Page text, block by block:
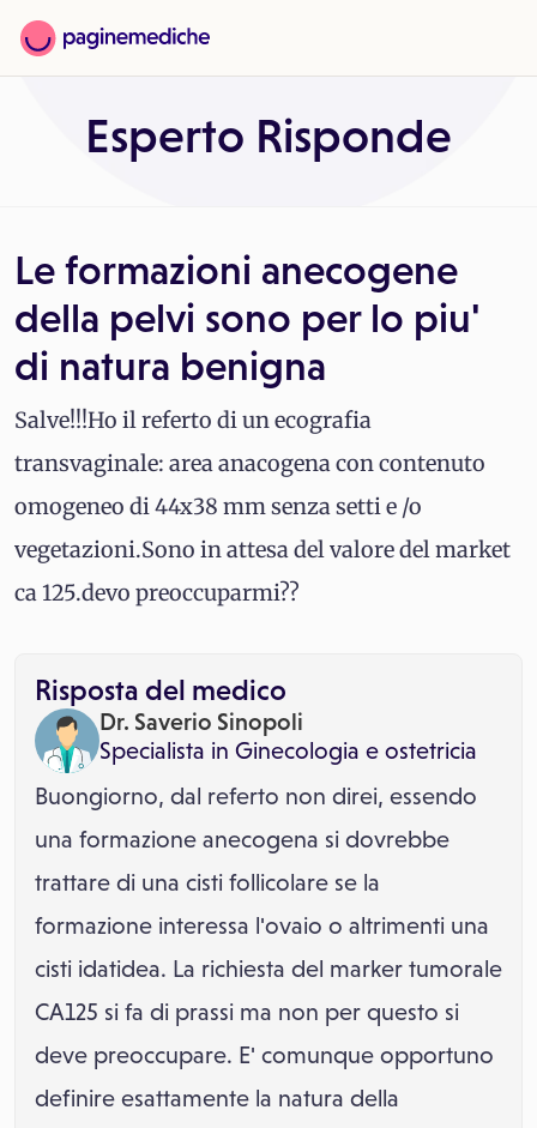
Esperto Risponde
Le formazioni anecogene
della pelvi sono per lo piu'
di natura benigna
Salve!!!Ho il referto di un ecografia
transvaginale: area anacogena con contenuto
omogeneo di 44x38 mm senza setti e /o
vegetazioni.Sono in attesa del valore del market
ca 125.devo preoccuparmi??
Risposta del medico
Dr. Saverio Sinopoli
Specialista in Ginecologia e ostetricia
Buongiorno, dal referto non direi, essendo
una formazione anecogena si dovrebbe
trattare di una cisti follicolare se la
formazione interessa l'ovaio o altrimenti una
cisti idatidea. La richiesta del marker tumorale
CA125 si fa di prassi ma non per questo si
deve preoccupare. E' comunque opportuno
definire esattamente la natura della